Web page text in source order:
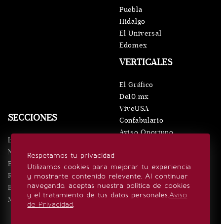
Respetamos tu privacidad
Utilizamos cookies para mejorar tu experiencia
y mostrarte contenido relevante. Al continuar
navegando, aceptas nuestra política de cookies
y el tratamiento de tus datos personales.Aviso
de Privacidad.
SECCIONES
Inicio
Noticias
Eventos
Realeza
Estilo de vida
Minuto x Minuto
VERTICALES
El Gráfico
De10.mx
ViveUSA
Confabulario
Aviso Oportuno
Puebla
Hidalgo
El Universal
Edomex
SÍGUENOS